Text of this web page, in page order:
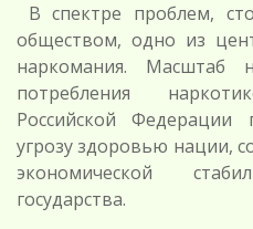
В спектре проблем,
обществом, одно из
наркомания. Масштаб
потребления
Российской Федерации
угрозу здоровью нации,
экономической
государства.